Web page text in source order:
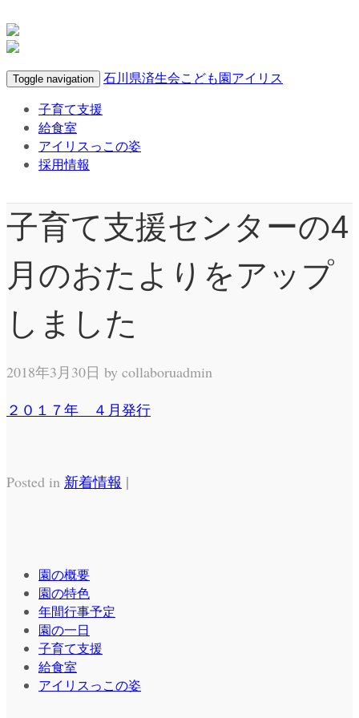
Toggle navigation
石川県済生会こども園アイリス
子育て支援
給食室
アイリスっこの姿
採用情報
子育て支援センターの4
月のおたよりをアップ
しました
2018年3月30日 by collaboruadmin
２０１７年 ４月発行
Posted in 新着情報 |
園の概要
園の特色
年間行事予定
園の一日
子育て支援
給食室
アイリスっこの姿